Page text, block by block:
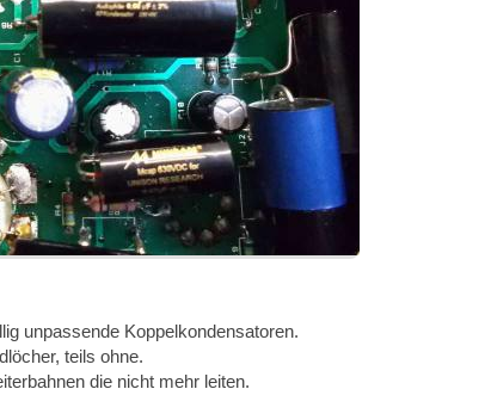
unpassende Koppelkondensatoren.
teils ohne.
die nicht mehr leiten.